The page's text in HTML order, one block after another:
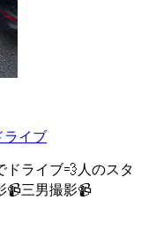
ライブ
ドライブ💨人のスタ
📹三男撮影📹